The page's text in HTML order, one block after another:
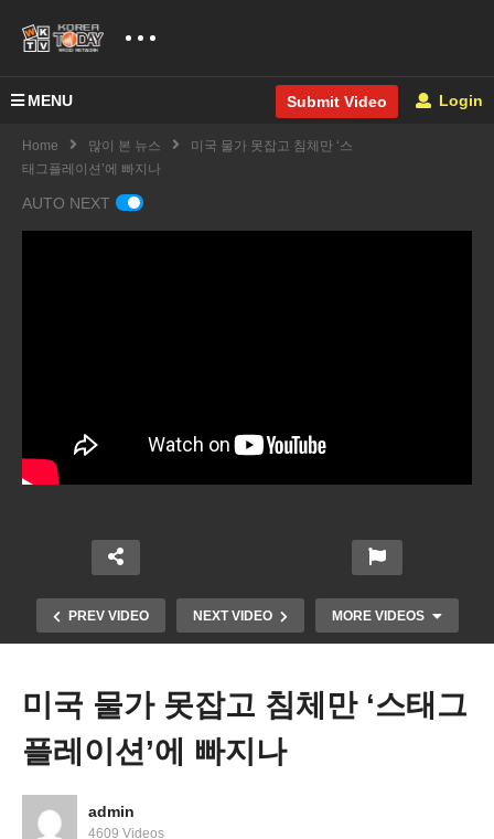
MENU Submit Video Login
Home 많이 본 뉴스
미국 물가 못잡고 침체만 ‘스
태그플레이션’에 빠지나
AUTO NEXT
PREV VIDEO NEXT VIDEO MORE VIDEOS
미국 물가 못잡고 침체만 ‘스태그
플레이션’에 빠지나
admin
4609 Videos